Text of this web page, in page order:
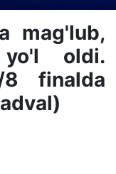
mag'lub,
oldi.
8 finalda